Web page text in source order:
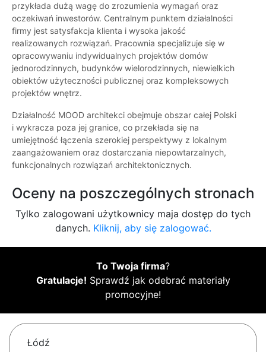
przykłada dużą wagę do zrozumienia wymagań oraz
oczekiwań inwestorów. Centralnym punktem działalności
firmy jest satysfakcja klienta i wysoka jakość
realizowanych rozwiązań. Pracownia specjalizuje się w
opracowywaniu indywidualnych projektów domów
jednorodzinnych, budynków wielorodzinnych, niewielkich
obiektów użyteczności publicznej oraz kompleksowych
projektów wnętrz.
Działalność MOOD architekci obejmuje obszar całej Polski
i wykracza poza jej granice, co przekłada się na
umiejętność łączenia szerokiej perspektywy z lokalnym
zaangażowaniem oraz dostarczania niepowtarzalnych,
funkcjonalnych rozwiązań architektonicznych.
Oceny na poszczególnych stronach
Tylko zalogowani użytkownicy maja dostęp do tych
danych. Kliknij, aby się zalogować.
To Twoja firma?
Gratulacje! Sprawdź jak odebrać materiały
promocyjne!
Łódź